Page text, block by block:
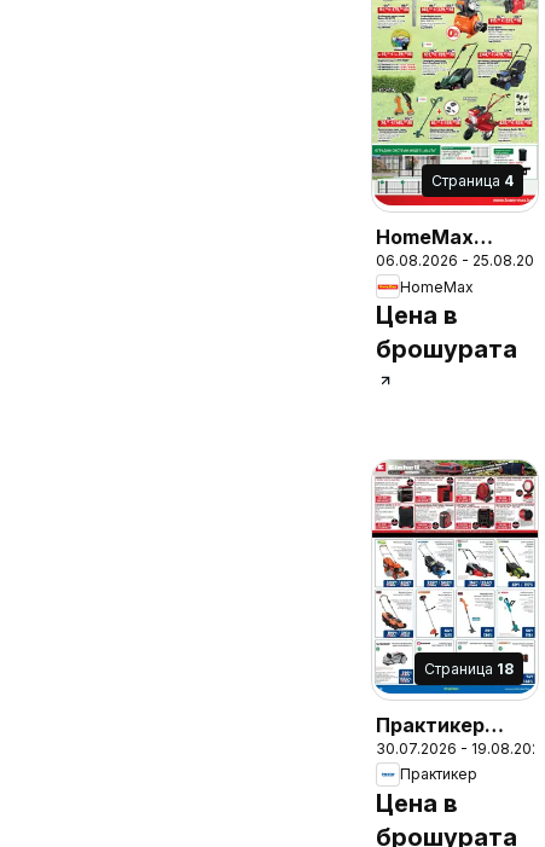
Cтраница 4
HomeMax
брошура
06.08.2026 - 25.08.2026
HomeMax
Цена в
брошурата
Cтраница 18
Практикер
брошура
30.07.2026 - 19.08.2026
Практикер
Цена в
брошурата